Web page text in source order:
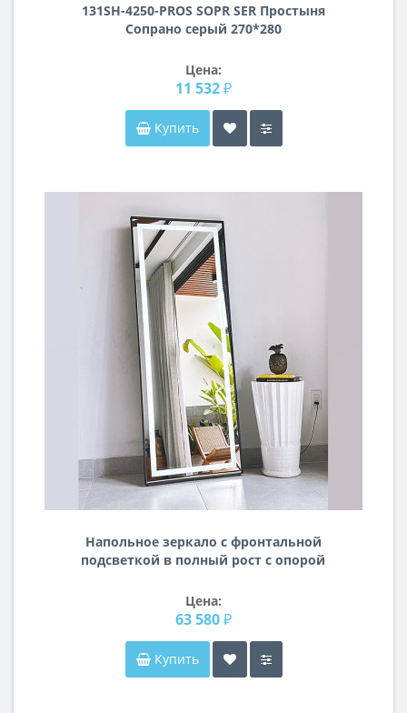
131SH-4250-PROS SOPR SER Простыня
Сопрано серый 270*280
Цена:
11 532 ₽
Купить
Напольное зеркало с фронтальной
подсветкой в полный рост с опорой
Цена:
63 580 ₽
Купить